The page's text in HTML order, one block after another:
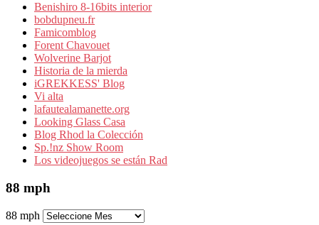
Benishiro 8-16bits interior
bobdupneu.fr
Famicomblog
Forent Chavouet
Wolverine Barjot
Historia de la mierda
iGREKKESS' Blog
Vi alta
lafautealamanette.org
Looking Glass Casa
Blog Rhod la Colección
Sp.!nz Show Room
Los videojuegos se están Rad
88 mph
88 mph